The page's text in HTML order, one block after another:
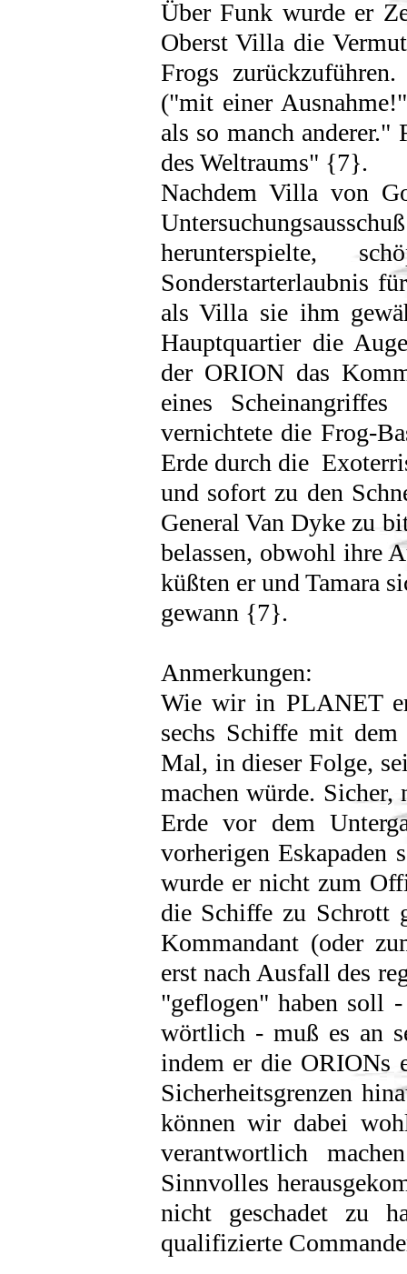
Über Funk wurde er
Oberst Villa die
Frogs
("mit einer
als so manch
des Weltraums" {7}.
Nachdem Villa von
herunterspielte,
Sonderstarterlaubnis
als Villa sie ihm
Hauptquartier die
der ORION das
eines
vernichtete die Frog-
Erde durch die
und sofort zu den
General Van Dyke zu
belassen, obwohl ihre
küßten er und Tamara
gewann {7}.
Anmerkungen:
Wie wir in PLANET
sechs Schiffe mit
Mal, in dieser Folge,
machen würde. Sicher,
Erde vor dem
vorherigen Eskapaden
wurde er nicht zum
die Schiffe zu Schrott
Kommandant (oder
erst nach Ausfall des
"geflogen" haben soll
wörtlich - muß es an
indem er die ORIONs
Sicherheitsgrenzen
können wir dabei
verantwortlich
Sinnvolles
nicht geschadet zu
qualifizierte